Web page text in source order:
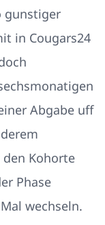
gunstiger
in Cougars24
Abgabe uff
Kohorte
Phase
wechseln.